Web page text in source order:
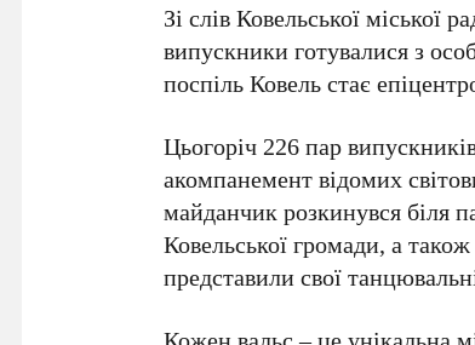
Зі слів Ковельської міської
випускники готувалися з
поспіль Ковель стає
Цьогоріч 226 пар
акомпанемент відомих
майданчик розкинувся біля
Ковельської громади, а
представили свої